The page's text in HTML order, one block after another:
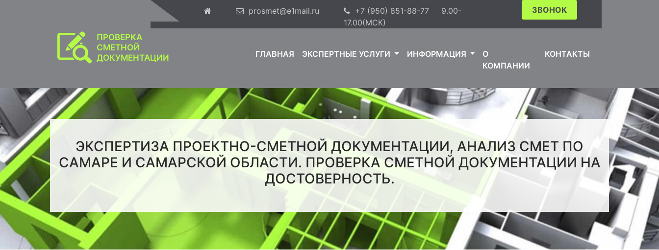
prosmet@e1mail.ru +7 (950) 851-88-77 9.00-
17.00(МСК)
ЗВОНОК
ПРОВЕРКА
СМЕТНОЙ
ДОКУМЕНТАЦИИ
ГЛАВНАЯ ЭКСПЕРТНЫЕ УСЛУГИ ИНФОРМАЦИЯ
О
КОМПАНИИ
КОНТАКТЫ
ЭКСПЕРТИЗА ПРОЕКТНО-СМЕТНОЙ ДОКУМЕНТАЦИИ, АНАЛИЗ СМЕТ ПО
САМАРЕ И САМАРСКОЙ ОБЛАСТИ. ПРОВЕРКА СМЕТНОЙ ДОКУМЕНТАЦИИ НА
ДОСТОВЕРНОСТЬ.